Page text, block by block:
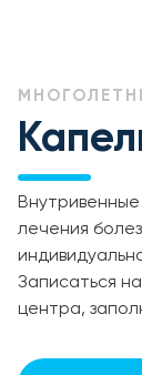
лечения
Записаться
центра,